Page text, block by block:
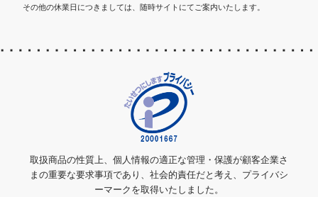
その他の休業日につきましては、随時サイトにてご案内いたします。
取扱商品の性質上、個人情報の適正な管理・保護が顧客企業さ
まの重要な要求事項であり、社会的責任だと考え、プライバシ
ーマークを取得いたしました。